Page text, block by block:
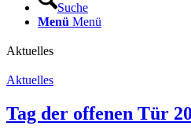
Suche
Menü Menü
Aktuelles
Aktuelles
Tag der offenen Tür